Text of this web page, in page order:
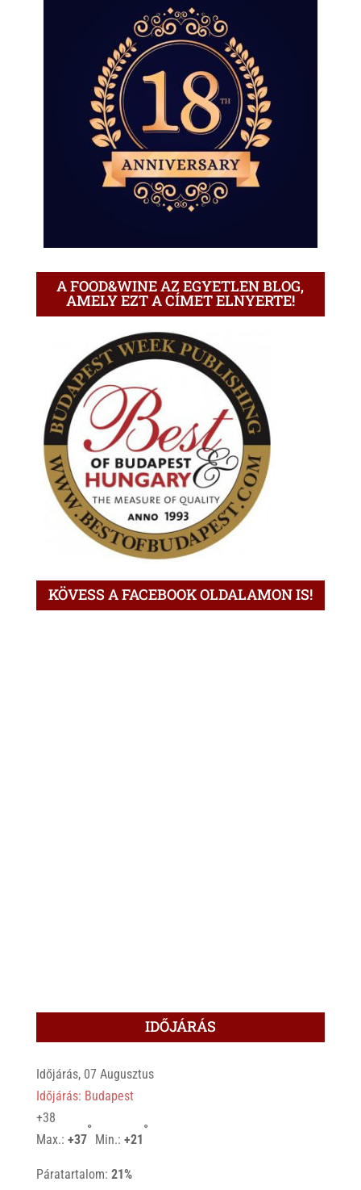
A FOOD&WINE AZ EGYETLEN BLOG,
AMELY EZT A CÍMET ELNYERTE!
KÖVESS A FACEBOOK OLDALAMON IS!
IDŐJÁRÁS
Időjárás, 07 Augusztus
Időjárás: Budapest
+38
Max.: +37
°
Min.: +21
°
Páratartalom: 21%